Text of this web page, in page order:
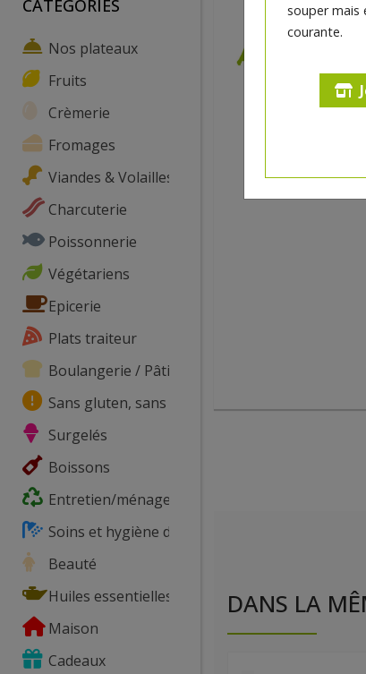
CATEGORIES
Nos plateaux
Fruits
Crèmerie
Fromages
Viandes & Volailles
Charcuterie
Poissonnerie
Végétariens
Epicerie
Plats traiteur
Boulangerie / Pâtisserie
Sans gluten, sans lactose, ...
Surgelés
Boissons
Entretien/ménage
Soins et hygiène du corps
Beauté
Huiles essentielles
Maison
Cadeaux
souper mais
courante.
DANS LA